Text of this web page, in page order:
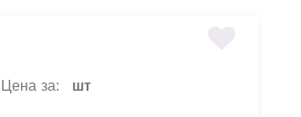
Цена за: шт